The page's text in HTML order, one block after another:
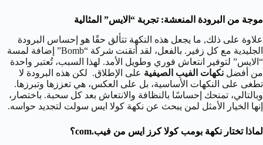
موجة من البرودة المنعشة: تجربة “الايس” المثالية
علاوة على ذلك, ما يجعل هذه النكهة تتألق حقًا هو إحساس البرودة
الجليدية مع كل زفير. بالفعل، لقد أتقنت شركة “Bomb” إضافة لمسة
“الايس” لتوفير انتعاش فوري وطويل الأمد. لهذا السبب، تُعتبر واحدة
من أفضل نكهات الفيب الصيفية على الإطلاق. لكن هذه البرودة لا
تطغى على النكهات الأساسية، بل على العكس، هي تعززها وتبرزها.
وبالتالي، تمنحك إحساسًا بالنظافة والانتعاش بعد كل سحبة. باختصار،
إنها الخيار الأمثل لمن يبحث عن نكهة كولا ايس سولت لتجديد حواسه.
لماذا تختار نكهة بومب كولا كرز ايس من فيب.com؟